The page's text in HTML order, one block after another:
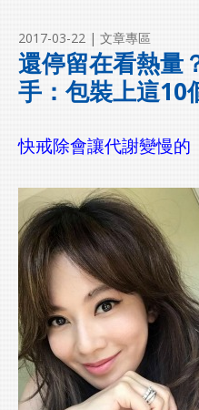
2017-03-22 | 文章專區
還停留在看熱量
手：包裝上這10
快戒除會讓代謝變慢的